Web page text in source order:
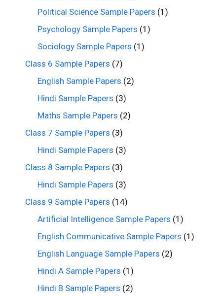
Political Science Sample Papers (1)
Psychology Sample Papers (1)
Sociology Sample Papers (1)
Class 6 Sample Papers (7)
English Sample Papers (2)
Hindi Sample Papers (3)
Maths Sample Papers (2)
Class 7 Sample Papers (3)
Hindi Sample Papers (3)
Class 8 Sample Papers (3)
Hindi Sample Papers (3)
Class 9 Sample Papers (14)
Artificial Intelligence Sample Papers (1)
English Communicative Sample Papers (1)
English Language Sample Papers (2)
Hindi A Sample Papers (1)
Hindi B Sample Papers (2)